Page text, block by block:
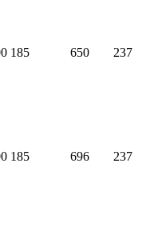
185 650 237
185 696 237